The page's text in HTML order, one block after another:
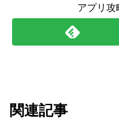
アプリ攻
関連記事